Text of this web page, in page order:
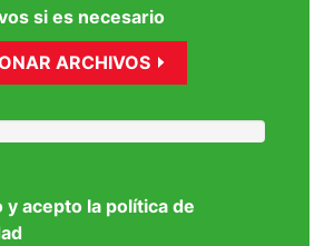
si es necesario
ARCHIVOS
y acepto la política de